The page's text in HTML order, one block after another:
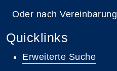
Oder nach Vereinbarung
Quicklinks
Erweiterte Suche